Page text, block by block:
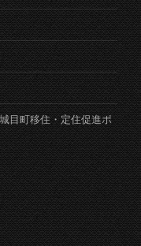
目町移住・定住促進ポ